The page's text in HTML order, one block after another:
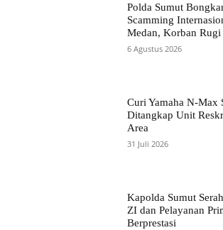
Polda Sumut
Scamming
Medan, Korban
6 Agustus 2026
Curi Yamaha N-Max
Ditangkap Unit
Area
31 Juli 2026
Kapolda Sumut
ZI dan Pelayanan
Berprestasi